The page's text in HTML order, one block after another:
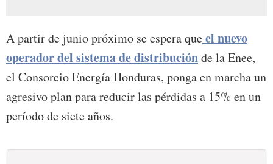
A partir de junio próximo se espera queel nuevo
operador del sistema de distribuciónde la Enee,
el Consorcio Energía Honduras, ponga en marcha un
agresivo plan para reducir las pérdidas a 15% en un
período de siete años.